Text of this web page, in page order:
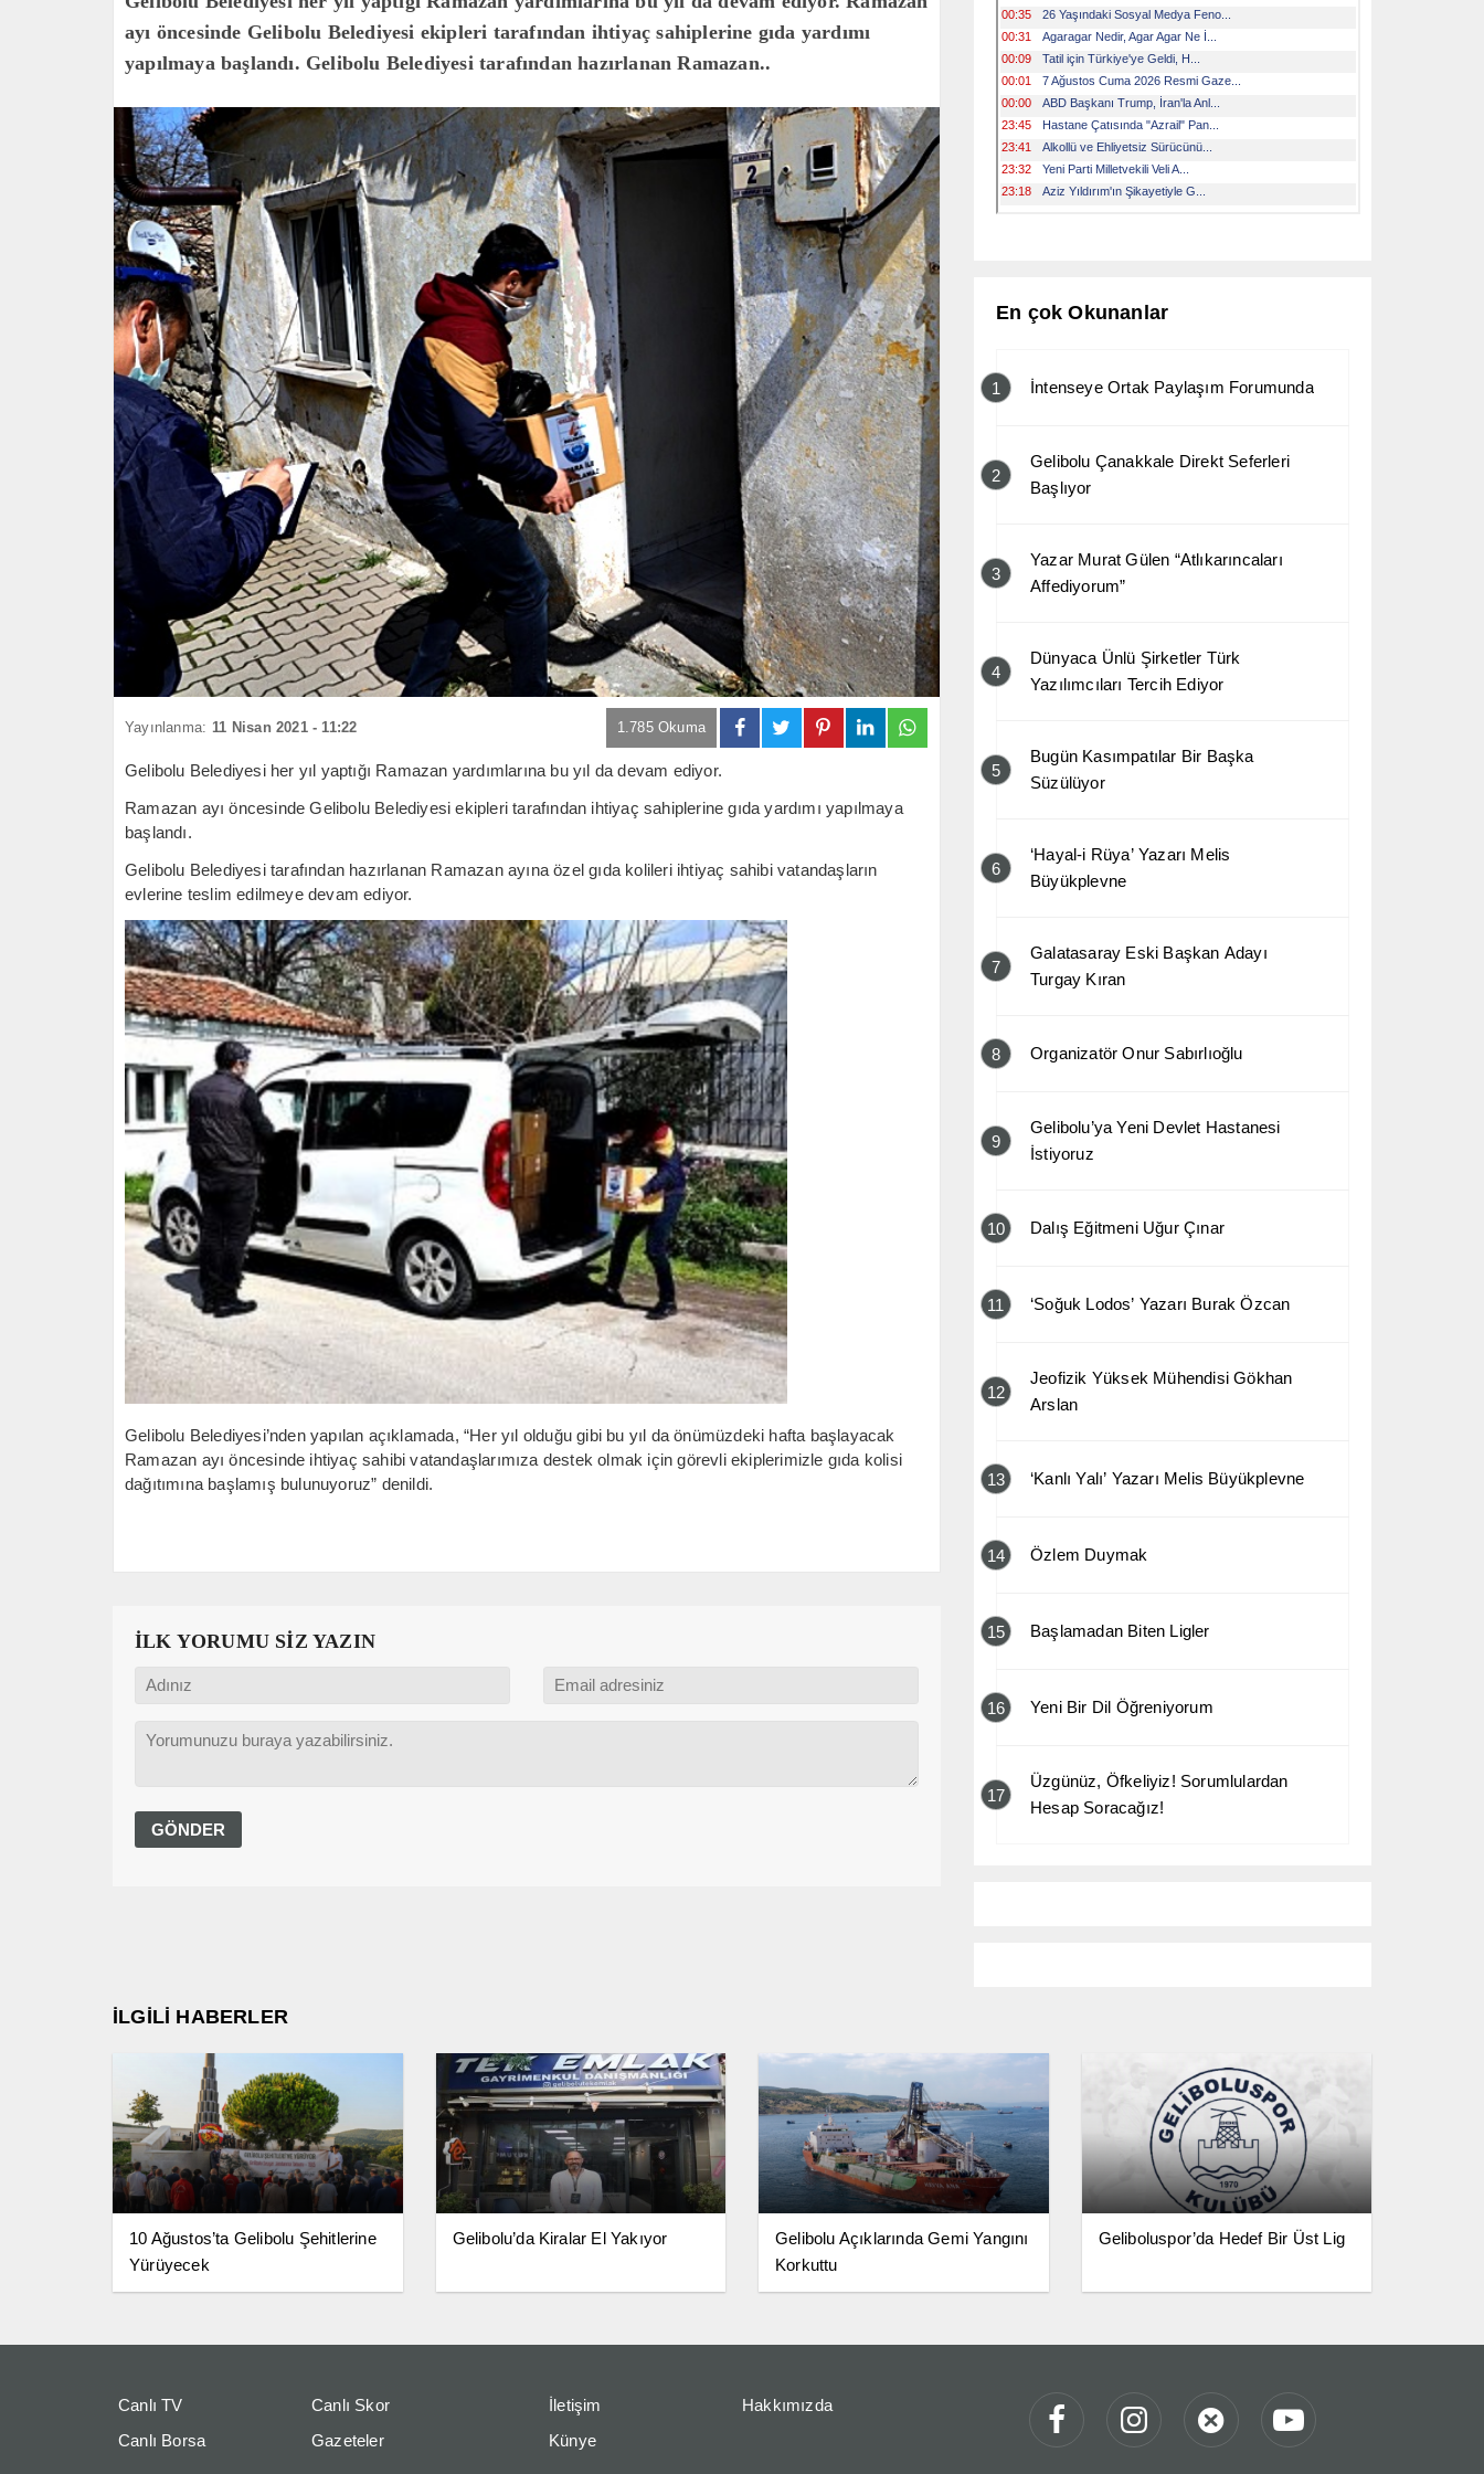
ayı öncesinde Gelibolu Belediyesi ekipleri tarafından ihtiyaç sahiplerine gıda yardımı
yapılmaya başlandı. Gelibolu Belediyesi tarafından hazırlanan Ramazan..
Yayınlanma: 11 Nisan 2021 - 11:22 1.785 Okuma
Gelibolu Belediyesi her yıl yaptığı Ramazan yardımlarına bu yıl da devam ediyor.
Ramazan ayı öncesinde Gelibolu Belediyesi ekipleri tarafından ihtiyaç sahiplerine gıda yardımı yapılmaya
başlandı.
Gelibolu Belediyesi tarafından hazırlanan Ramazan ayına özel gıda kolileri ihtiyaç sahibi vatandaşların
evlerine teslim edilmeye devam ediyor.
Gelibolu Belediyesi’nden yapılan açıklamada, “Her yıl olduğu gibi bu yıl da önümüzdeki hafta başlayacak
Ramazan ayı öncesinde ihtiyaç sahibi vatandaşlarımıza destek olmak için görevli ekiplerimizle gıda kolisi
dağıtımına başlamış bulunuyoruz” denildi.
İLK YORUMU SİZ YAZIN
En çok Okunanlar
1 İntenseye Ortak Paylaşım Forumunda
2
Gelibolu Çanakkale Direkt Seferleri
Başlıyor
3
Yazar Murat Gülen “Atlıkarıncaları
Affediyorum”
4
Dünyaca Ünlü Şirketler Türk
Yazılımcıları Tercih Ediyor
5
Bugün Kasımpatılar Bir Başka
Süzülüyor
6
‘Hayal-i Rüya’ Yazarı Melis
Büyükplevne
7
Galatasaray Eski Başkan Adayı
Turgay Kıran
8 Organizatör Onur Sabırlıoğlu
9
Gelibolu’ya Yeni Devlet Hastanesi
İstiyoruz
10 Dalış Eğitmeni Uğur Çınar
11 ‘Soğuk Lodos’ Yazarı Burak Özcan
12
Jeofizik Yüksek Mühendisi Gökhan
Arslan
13 ‘Kanlı Yalı’ Yazarı Melis Büyükplevne
14 Özlem Duymak
15 Başlamadan Biten Ligler
16 Yeni Bir Dil Öğreniyorum
17
Üzgünüz, Öfkeliyiz! Sorumlulardan
Hesap Soracağız!
İLGİLİ HABERLER
10 Ağustos’ta Gelibolu Şehitlerine
Yürüyecek
Gelibolu’da Kiralar El Yakıyor
Gelibolu Açıklarında Gemi Yangını
Korkuttu
Geliboluspor’da Hedef Bir Üst Lig
Canlı TV
Canlı Skor
Canlı Borsa
Gazeteler
İletişim
Hakkımızda
Künye